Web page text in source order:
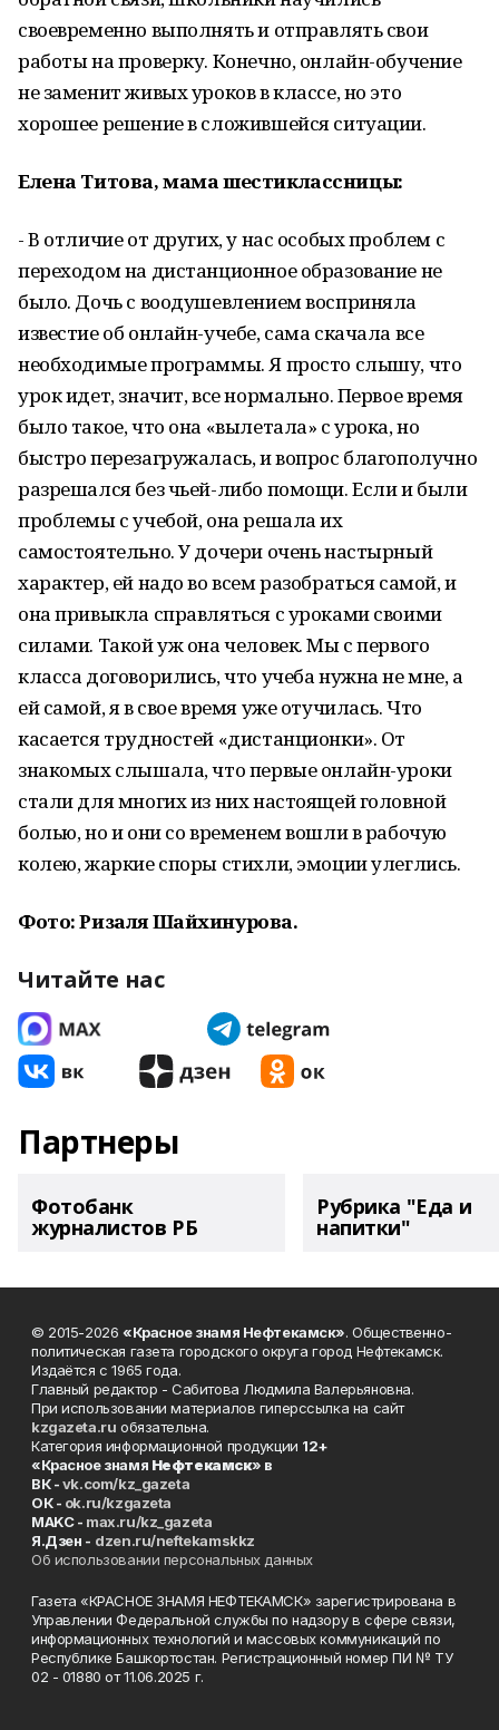
своевременно выполнять и отправлять свои
работы на проверку. Конечно, онлайн-обучение
не заменит живых уроков в классе, но это
хорошее решение в сложившейся ситуации.
Елена Титова, мама шестиклассницы:
- В отличие от других, у нас особых проблем с
переходом на дистанционное образование не
было. Дочь с воодушевлением восприняла
известие об онлайн-учебе, сама скачала все
необходимые программы. Я просто слышу, что
урок идет, значит, все нормально. Первое время
было такое, что она «вылетала» с урока, но
быстро перезагружалась, и вопрос благополучно
разрешался без чьей-либо помощи. Если и были
проблемы с учебой, она решала их
самостоятельно. У дочери очень настырный
характер, ей надо во всем разобраться самой, и
она привыкла справляться с уроками своими
силами. Такой уж она человек. Мы с первого
класса договорились, что учеба нужна не мне, а
ей самой, я в свое время уже отучилась. Что
касается трудностей «дистанционки». От
знакомых слышала, что первые онлайн-уроки
стали для многих из них настоящей головной
болью, но и они со временем вошли в рабочую
колею, жаркие споры стихли, эмоции улеглись.
Фото: Ризаля Шайхинурова.
Читайте нас
Партнеры
Фотобанк
журналистов РБ
Рубрика "Еда и
напитки"
© 2015-2026 «Красное знамя Нефтекамск». Общественно-
политическая газета городского округа город Нефтекамск.
Издаётся с 1965 года.
Главный редактор - Сабитова Людмила Валерьяновна.
При использовании материалов гиперссылка на сайт
kzgazeta.ru обязательна.
Категория информационной продукции 12+
«Красное знамя Нефтекамск» в
ВК -vk.com/kz_gazeta
ОК - ok.ru/kzgazeta
MAKC - max.ru/kz_gazeta
Я.Дзен - dzen.ru/neftekamskkz
Об использовании персональных данных
Газета «КРАСНОЕ ЗНАМЯ НЕФТЕКАМСК» зарегистрирована в
Управлении Федеральной службы по надзору в сфере связи,
информационных технологий и массовых коммуникаций по
Республике Башкортостан. Регистрационный номер ПИ № ТУ
02 - 01880 от 11.06.2025 г.